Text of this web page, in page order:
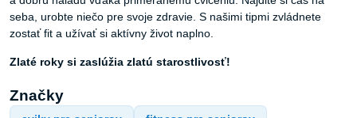
seba, urobte niečo pre svoje zdravie. S našimi tipmi zvládnete
zostať fit a užívať si aktívny život naplno.
Zlaté roky si zaslúžia zlatú starostlivosť!
Značky